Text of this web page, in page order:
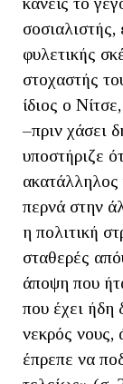
σοσιαλιστής,
φυλετικής
στοχαστής
ίδιος ο
–πριν χάσει
υποστήριζε
περνά στην
η πολιτική
σταθερές
άποψη που
που έχει ήδη
νεκρός νους,
έπρεπε να